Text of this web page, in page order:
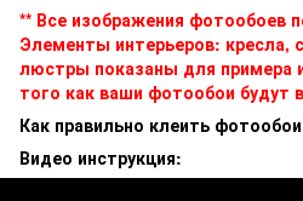
** Все изображения фотообоев
Элементы интерьеров: кресла,
люстры показаны для примера
того как ваши фотообои будут
Как правильно клеить
Видео инструкция: